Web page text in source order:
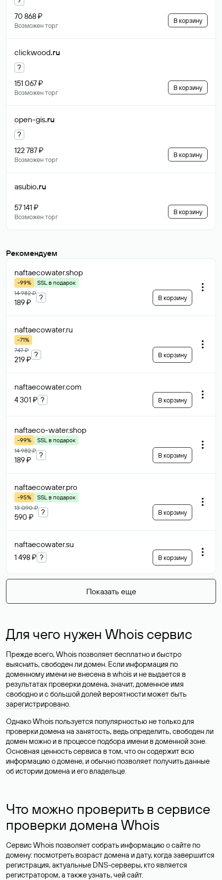
70 868 ₽
Возможен торг
В корзину
clickwood.ru
?
151 067 ₽
Возможен торг
В корзину
open-gis.ru
?
122 787 ₽
Возможен торг
В корзину
asubio.ru
57 141 ₽
Возможен торг
В корзину
Рекомендуем
naftaecowater.shop
-99%
SSL в подарок
14 982 ₽
189 ₽
? В корзину
naftaecowater.ru
-71%
747 ₽
219 ₽
? В корзину
naftaecowater.com
4 301 ₽ ? В корзину
naftaeco-water.shop
-99%
SSL в подарок
14 982 ₽
189 ₽
? В корзину
naftaecowater.pro
-95%
SSL в подарок
13 090 ₽
590 ₽
? В корзину
naftaecowater.su
1 498 ₽ ? В корзину
Показать еще
Для чего нужен Whois сервис
Прежде всего, Whois позволяет бесплатно и быстро
выяснить, свободен ли домен. Если информация по
доменному имени не внесена в whois и не выдается в
результатах проверки домена, значит, доменное имя
свободно и с большой долей вероятности может быть
зарегистрировано.
Однако Whois пользуется популярностью не только для
проверки домена на занятость, ведь определить, свободен ли
домен можно и в процессе подбора имени в доменной зоне.
Основная ценность сервиса в том, что он содержит всю
информацию о домене, и обычно позволяет получить данные
об истории домена и его владельце.
Что можно проверить в сервисе
проверки домена Whois
Сервис Whois позволяет собрать информацию о сайте по
домену: посмотреть возраст домена и дату, когда завершится
регистрация, актуальные DNS-серверы, кто является
регистратором, а также узнать, чей сайт.